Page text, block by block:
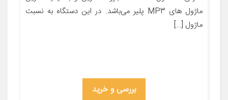
ماژول های MP3 پلیر می‌باشد. در این دستگاه به نسبت
ماژول […]
بررسی و خرید